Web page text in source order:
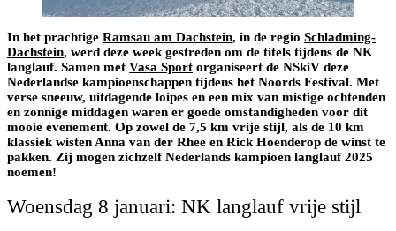
In het prachtige Ramsau am Dachstein, in de regio Schladming-
Dachstein, werd deze week gestreden om de titels tijdens de NK
langlauf. Samen met Vasa Sport organiseert de NSkiV deze
Nederlandse kampioenschappen tijdens het Noords Festival. Met
verse sneeuw, uitdagende loipes en een mix van mistige ochtenden
en zonnige middagen waren er goede omstandigheden voor dit
mooie evenement. Op zowel de 7,5 km vrije stijl, als de 10 km
klassiek wisten Anna van der Rhee en Rick Hoenderop de winst te
pakken. Zij mogen zichzelf Nederlands kampioen langlauf 2025
noemen!
Woensdag 8 januari: NK langlauf vrije stijl